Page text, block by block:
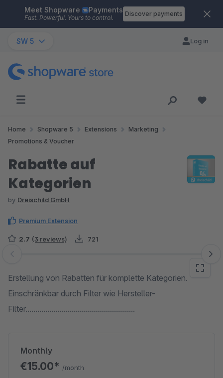
Skip to main content
Meet Shopware Payments
Fast. Powerful. Yours to control.
Discover payments
SW 5 Log in
Home Shopware 5 Extensions
Marketing
Promotions & Voucher
Rabatte auf
Kategorien
by Dreischild GmbH
Premium Extension
2.7 (3 reviews) 721
Skip image gallery
Erstellung von Rabatten für komplette Kategorien.
Einschränkbar durch Filter wie Hersteller-
Filter.......................................................
Monthly
€15.00* /month